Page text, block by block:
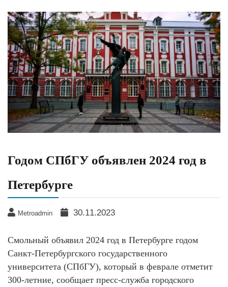
Годом СПбГУ объявлен 2024 год в
Петербурге
Metroadmin 30.11.2023
Смольный объявил 2024 год в Петербурге годом
Санкт-Петербургского государственного
университета (СПбГУ), который в феврале отметит
300-летние, сообщает пресс-служба городского